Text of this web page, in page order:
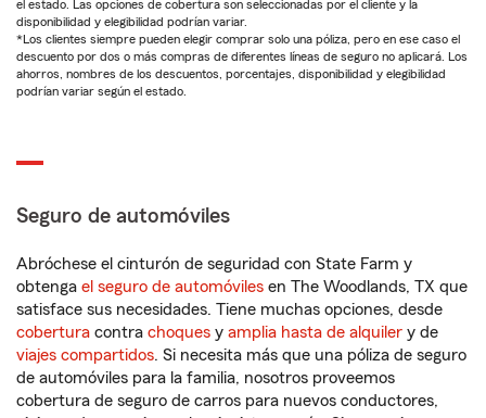
el estado. Las opciones de cobertura son seleccionadas por el cliente y la
disponibilidad y elegibilidad podrían variar.
*Los clientes siempre pueden elegir comprar solo una póliza, pero en ese caso el
descuento por dos o más compras de diferentes líneas de seguro no aplicará. Los
ahorros, nombres de los descuentos, porcentajes, disponibilidad y elegibilidad
podrían variar según el estado.
Seguro de automóviles
Abróchese el cinturón de seguridad con State Farm y
obtenga el seguro de automóviles en The Woodlands, TX que
satisface sus necesidades. Tiene muchas opciones, desde
cobertura contra choques y amplia hasta de alquiler y de
viajes compartidos. Si necesita más que una póliza de seguro
de automóviles para la familia, nosotros proveemos
cobertura de seguro de carros para nuevos conductores,